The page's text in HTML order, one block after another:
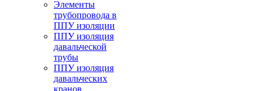
Элементы
трубопровода в
ППУ изоляции
ППУ изоляция
давальческой
трубы
ППУ изоляция
давальческих
кранов